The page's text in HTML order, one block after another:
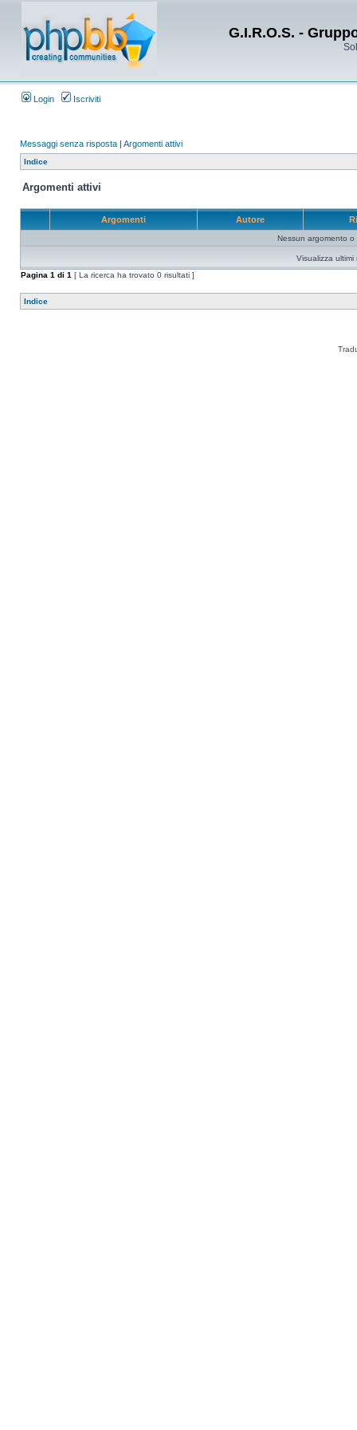
G.I.R.O.S. -
Login Iscriviti
Messaggi senza risposta | Argomenti attivi
Indice
Argomenti attivi
Argomenti Autore
Nessun argomento o
Visualizza ultimi
Pagina 1 di 1 [ La ricerca ha trovato 0 risultati ]
Indice